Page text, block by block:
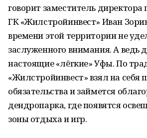
говорит заместитель директора
ГК «Жилстройинвест» Иван
времени этой территории не
заслуженного внимания. А ведь
настоящие «лёгкие» Уфы. По
«Жилстройинвест» взял на
обязательства и займется
дендропарка, где появятся
зоны отдыха и игр.